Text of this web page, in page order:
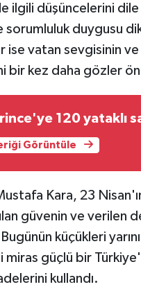
ilgili düşüncelerini
duygusu
ise vatan sevgisinin
bir kez daha gözler
120 yataklı
Görüntüle
Kara, 23
güvenin ve verilen
küçükleri
miras güçlü bir
kullandı.